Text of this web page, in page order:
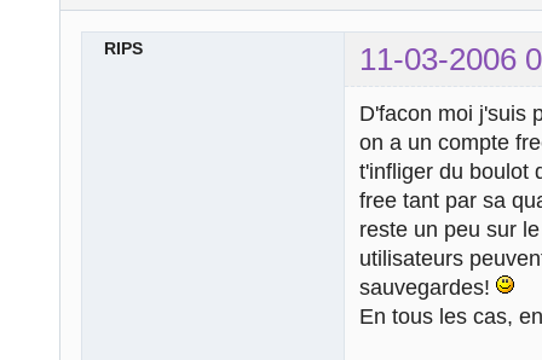
RIPS 11-03-2006
D'facon moi j'suis
on a un compte
t'infliger du boulot
free tant par sa
reste un peu sur
utilisateurs
sauvegardes!
En tous les cas,